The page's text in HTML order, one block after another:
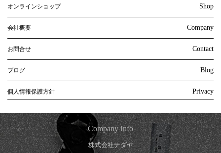
オンラインショップ Shop
会社概要 Company
お問合せ Contact
ブログ Blog
個人情報保護方針 Privacy
Company Info
株式会社ナダヤ